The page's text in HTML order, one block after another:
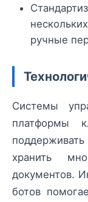
ручные
Системы
платформы
хранить
документов.
ботов